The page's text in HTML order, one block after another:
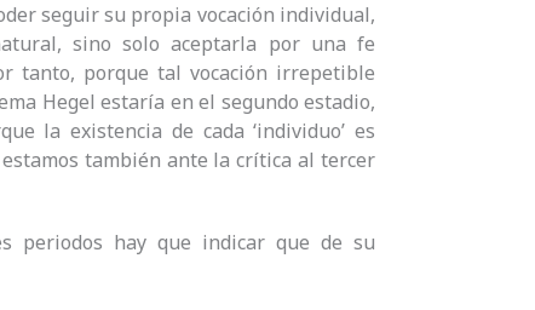
seguir su propia vocación individual,
sino solo aceptarla por una fe
tanto, porque tal vocación irrepetible
Hegel estaría en el segundo estadio,
la existencia de cada ‘individuo’ es
también ante la crítica al tercer
periodos hay que indicar que de su